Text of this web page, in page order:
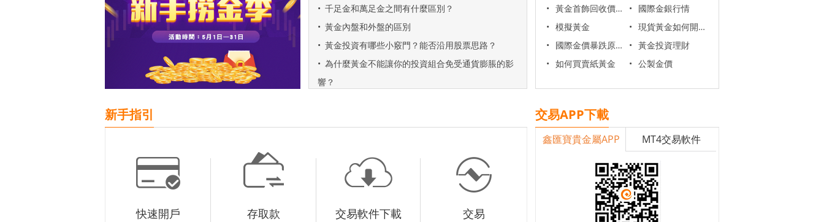
• 千足金和萬足金之間有什麼區別？
• 黃金內盤和外盤的區別
• 黃金投資有哪些小竅門？能否沿用股票思路？
• 為什麼黃金不能讓你的投資組合免受通貨膨脹的影
響？
•
黃金首飾回收價格 •
國際金銀行情
• 模擬黃金 •
現貨黃金如何開戶
•
國際金價暴跌原因 • 黃金投資理財
• 如何買賣紙黃金 • 公製金價
新手指引
快速開戶 存取款 交易軟件下載 交易
交易APP下載
鑫匯寶貴金屬APP MT4交易軟件